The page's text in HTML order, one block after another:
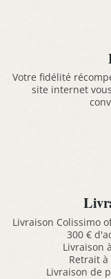
Votre fidélité
site internet
Livraison Colissimo
300 €
Livraison
Retrait
Livraison de